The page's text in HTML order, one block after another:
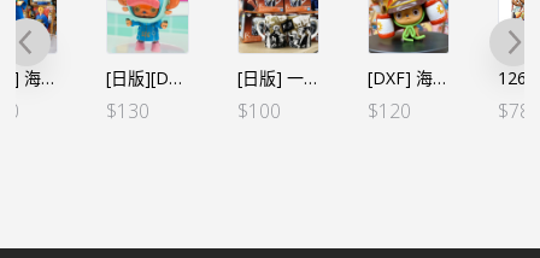
[日版][DXF] 海賊王 THE GRANDLINE SERIES 蛋頭島 索柏 [日版] 一番賞 FULL FORCE F賞 2020.0722 紀念馬克杯 [DXF] 海賊王 THE GRANDLINE MEN 第二十一彈 索柏（行） 126塊水晶砌圖 AC04 10萬vs. 10